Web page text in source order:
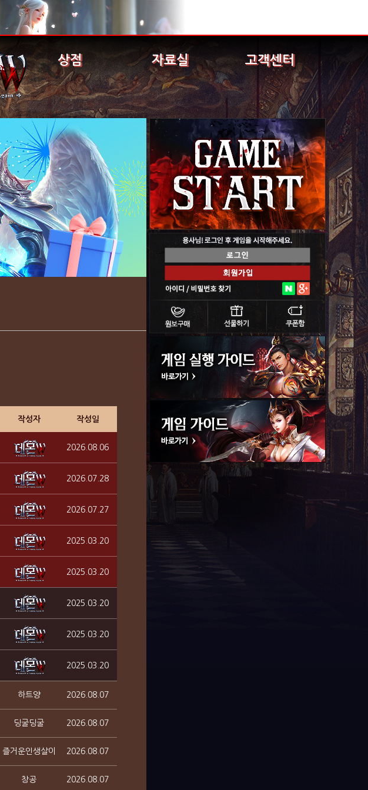
상점 자료실 고객센터
작성자 작성일
2026.08.06
2026.07.28
2026.07.27
2025.03.20
2025.03.20
2025.03.20
2025.03.20
2025.03.20
하트양 2026.08.07
딩굴딩굴 2026.08.07
즐거운인생살이 2026.08.07
창공 2026.08.07